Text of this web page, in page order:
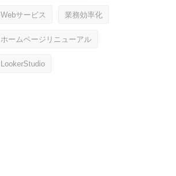
Webサービス 業務効率化
ホームページリニューアル
LookerStudio